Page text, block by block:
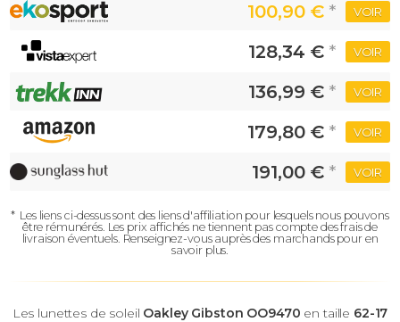
100,90 € * VOIR
128,34 € * VOIR
136,99 € * VOIR
179,80 € * VOIR
191,00 € * VOIR
* Les liens ci-dessus sont des liens d'affiliation pour lesquels nous pouvons
être rémunérés. Les prix affichés ne tiennent pas compte des frais de
livraison éventuels. Renseignez-vous auprès des marchands pour en
savoir plus.
Les lunettes de soleil Oakley Gibston OO9470 en taille 62-17